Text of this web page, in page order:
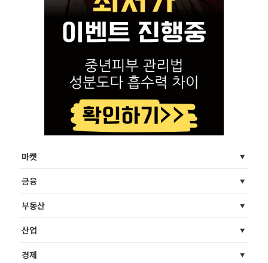
마켓
금융
부동산
산업
경제